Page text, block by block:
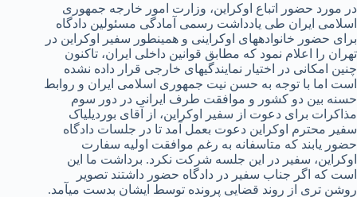
در مورد حضور اتباع اوکراین، وزارت امور خارجه جمهوری
اسلامی ایران طی یادداشت رسمی آمادگی مسئولین دادگاه
برای حضور خانواده­های اوکراینی و همین­طور سفیر اوکراین در
تهران را اعلام نمود که مطابق قوانین داخلی ایران، تاکنون
چنین امکانی در اختیار نمایندگی­های خارجی قرار داده نشده
است اما با توجه به حسن نیت جمهوری اسلامی ایران و روابط
حسنه بین دو کشور و موافقت طرف ایرانی در دور سوم
مذاکرات برای دعوت از سفیر اوکراین، از آقای بوردیلیاک
سفیر محترم اوکراین دعوت بعمل آمد تا در جلسات دادگاه
حضور یابند که متاسفانه به رغم موافقت اولیه سفارت
اوکراین، سفیر در این جلسه شرکت نکرد. برداشت ما این
است که اگر جناب سفیر در دادگاه حضور داشتند تصویر
روشن تری از روند قضایی پرونده توسط ایشان بدست می­آمد.